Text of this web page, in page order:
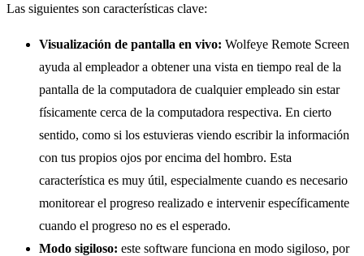
Las siguientes son características clave:
Visualización de pantalla en vivo: Wolfeye Remote Screen
ayuda al empleador a obtener una vista en tiempo real de la
pantalla de la computadora de cualquier empleado sin estar
físicamente cerca de la computadora respectiva. En cierto
sentido, como si los estuvieras viendo escribir la información
con tus propios ojos por encima del hombro. Esta
característica es muy útil, especialmente cuando es necesario
monitorear el progreso realizado e intervenir específicamente
cuando el progreso no es el esperado.
Modo sigiloso: este software funciona en modo sigiloso, por